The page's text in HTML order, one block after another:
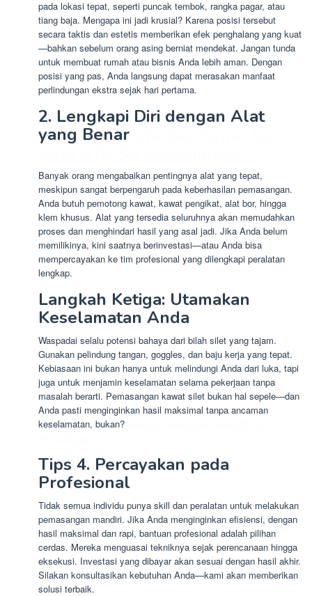
pada lokasi tepat, seperti puncak tembok, rangka pagar, atau
tiang baja. Mengapa ini jadi krusial? Karena posisi tersebut
secara taktis dan estetis memberikan efek penghalang yang kuat
—bahkan sebelum orang asing berniat mendekat. Jangan tunda
untuk membuat rumah atau bisnis Anda lebih aman. Dengan
posisi yang pas, Anda langsung dapat merasakan manfaat
perlindungan ekstra sejak hari pertama.
2. Lengkapi Diri dengan Alat
yang Benar
Banyak orang mengabaikan pentingnya alat yang tepat,
meskipun sangat berpengaruh pada keberhasilan pemasangan.
Anda butuh pemotong kawat, kawat pengikat, alat bor, hingga
klem khusus. Alat yang tersedia seluruhnya akan memudahkan
proses dan menghindari hasil yang asal jadi. Jika Anda belum
memilikinya, kini saatnya berinvestasi—atau Anda bisa
mempercayakan ke tim profesional yang dilengkapi peralatan
lengkap.
Langkah Ketiga: Utamakan
Keselamatan Anda
Waspadai selalu potensi bahaya dari bilah silet yang tajam.
Gunakan pelindung tangan, goggles, dan baju kerja yang tepat.
Kebiasaan ini bukan hanya untuk melindungi Anda dari luka, tapi
juga untuk menjamin keselamatan selama pekerjaan tanpa
masalah berarti. Pemasangan kawat silet bukan hal sepele—dan
Anda pasti menginginkan hasil maksimal tanpa ancaman
keselamatan, bukan?
Tips 4. Percayakan pada
Profesional
Tidak semua individu punya skill dan peralatan untuk melakukan
pemasangan mandiri. Jika Anda menginginkan efisiensi, dengan
hasil maksimal dan rapi, bantuan profesional adalah pilihan
cerdas. Mereka menguasai tekniknya sejak perencanaan hingga
eksekusi. Investasi yang dibayar akan sesuai dengan hasil akhir.
Silakan konsultasikan kebutuhan Anda—kami akan memberikan
solusi terbaik.